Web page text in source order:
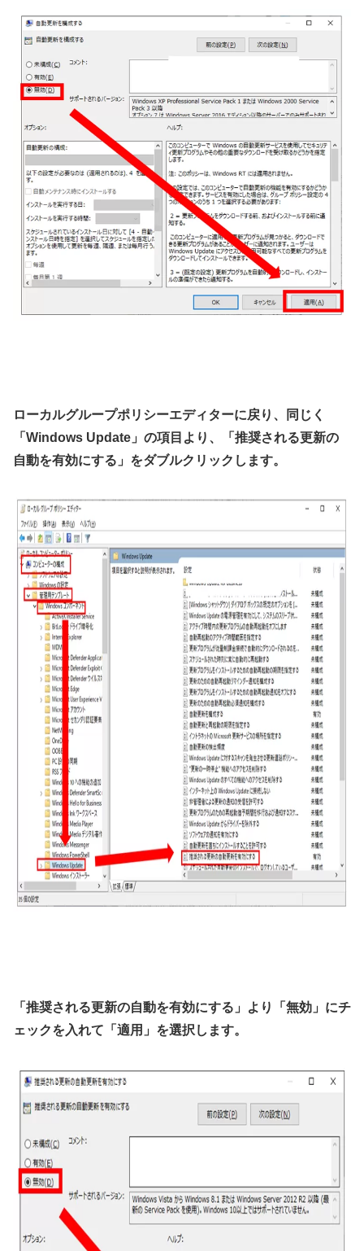
ローカルグループポリシーエディターに戻り、同じく
「Windows Update」の項目より、「推奨される更新の
自動を有効にする」をダブルクリックします。
「推奨される更新の自動を有効にする」より「無効」にチ
ェックを入れて「適用」を選択します。